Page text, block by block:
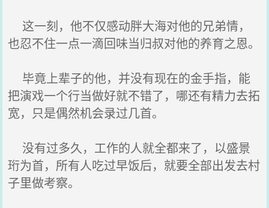
这一刻，他不仅感动胖大海对他的兄弟情，
也忍不住一点一滴回味当归叔对他的养育之恩。
毕竟上辈子的他，并没有现在的金手指，能
把演戏一个行当做好就不错了，哪还有精力去拓
宽，只是偶然机会录过几首。
没有过多久，工作的人就全都来了，以盛景
珩为首，所有人吃过早饭后，就要全部出发去村
子里做考察。